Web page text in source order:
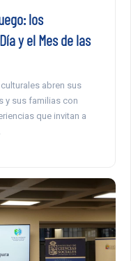
los
y el Mes de las
abren sus
y sus familias con
que invitan a